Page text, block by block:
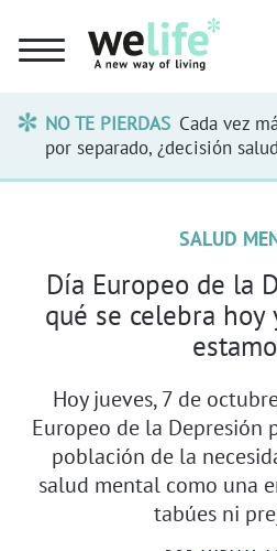
NO TE PIERDAS Cada vez
por separado, ¿decisión
SALUD
Día Europeo de la
qué se celebra
Hoy jueves, 7 de
Europeo de la Depresión
población de la
salud mental como una
tabúes ni